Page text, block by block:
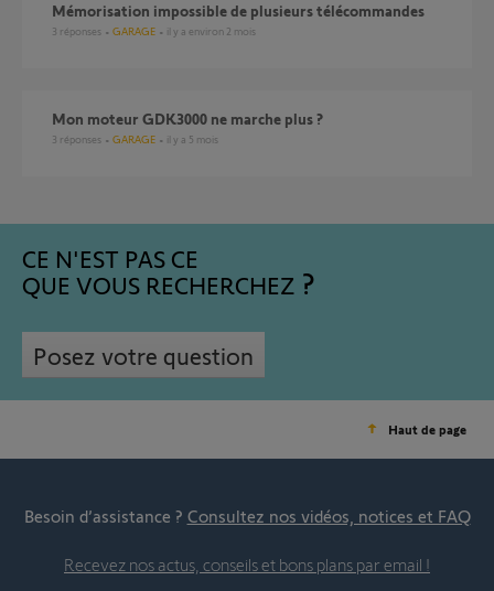
Mémorisation impossible de plusieurs télécommandes
3 réponses GARAGE il y a environ 2 mois
mon moteur GDK3000 ne marche plus ?
3 réponses GARAGE il y a 5 mois
CE N'EST PAS CE
QUE VOUS RECHERCHEZ
Posez votre question
Haut de page
Besoin d’assistance ? Consultez nos vidéos, notices et FAQ
Recevez nos actus, conseils et bons plans par email !